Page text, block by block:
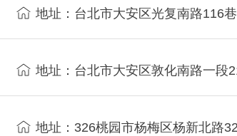
地址：台北市大安区光复南路116
地址：台北市大安区敦化南路一段
地址：326桃园市杨梅区杨新北路